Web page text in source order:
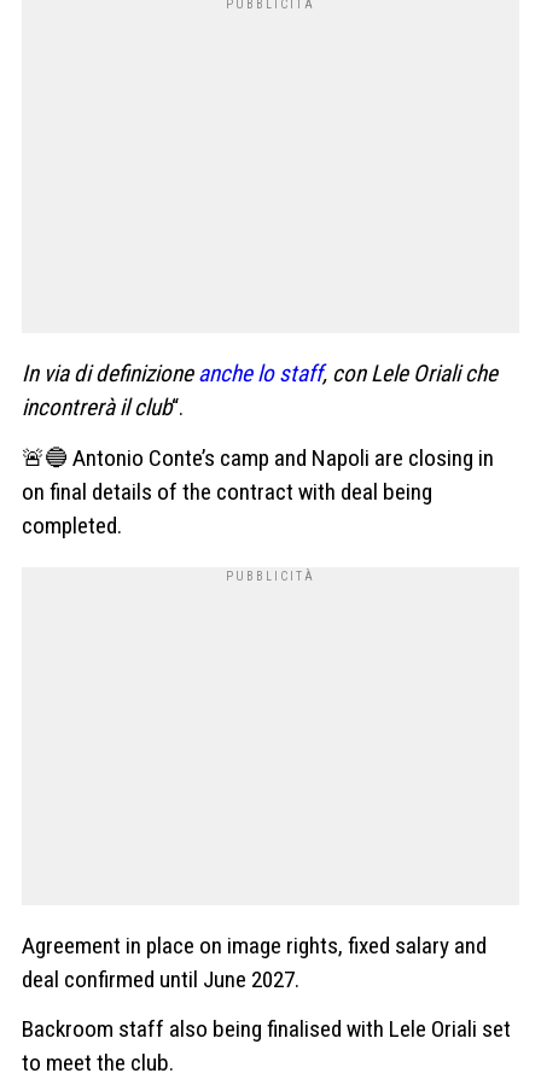
In via di definizioneanche lo staff, con Lele Oriali che
incontrerà il club“.
🚨🔵 Antonio Conte’s camp and Napoli are closing in
on final details of the contract with deal being
completed.
Agreement in place on image rights, fixed salary and
deal confirmed until June 2027.
Backroom staff also being finalised with Lele Oriali set
to meet the club.